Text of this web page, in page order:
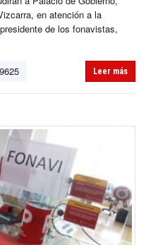
en atención a la
de los fonavistas,
Leer más